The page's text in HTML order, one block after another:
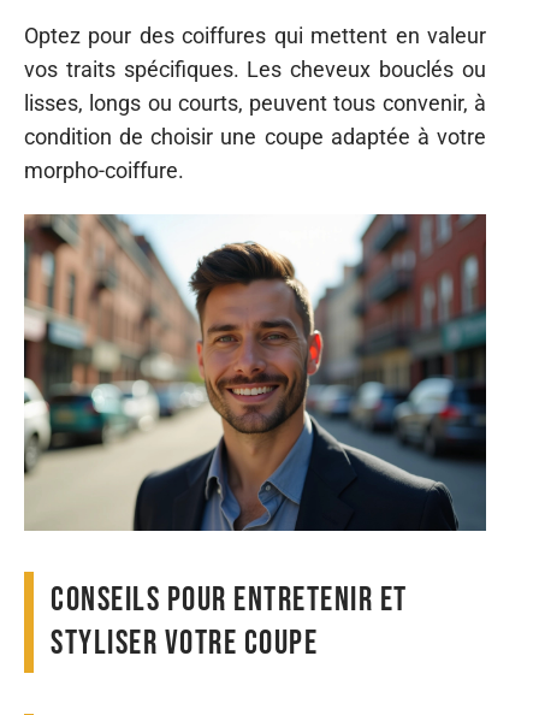
Optez pour des coiffures qui mettent en valeur
vos traits spécifiques. Les cheveux bouclés ou
lisses, longs ou courts, peuvent tous convenir, à
condition de choisir une coupe adaptée à votre
morpho-coiffure.
Conseils pour entretenir et
styliser votre coupe